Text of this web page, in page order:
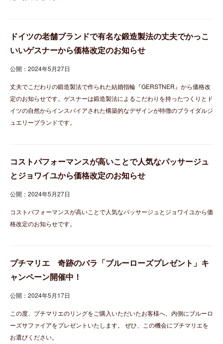
ドイツの老舗ブランドで有名な鍛造製法の丈夫でかっこ
いいゲスナーから価格改定のお知らせ
公開：2024年5月27日
丈夫でこだわりの鍛造製法で作られた結婚指輪『GERSTNER』から価格改
定のお知らせです。ゲスナーは鍛造製法によるこだわりを持ったつくりとド
イツの自然からインスパイアされた構築的なデザインが特徴のブライダルジ
ュエリーブランドです。
コストパフォーマンスが高いことで人気なパッサージュ
とジョワイユから価格改定のお知らせ
公開：2024年5月27日
コストパフォーマンスが高いことで人気なパッサージュとジョワイユから価
格改定のお知らせです。
プチマリエ 奇跡のバラ「ブルーローズプレゼント」キ
ャンペーン開催中！
公開：2024年5月17日
この度、プチマリエのリングをご購入いただいたお客様へ、内側にブルーロ
ーズサファイアをプレゼントいたします。 ぜひ、この機会にプチマリエを
お選びください。